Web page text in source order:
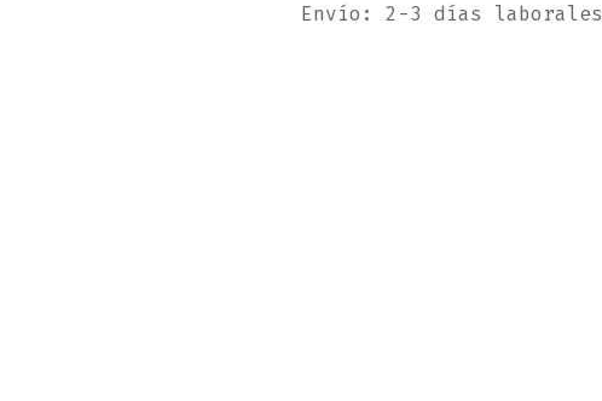
Envío: 2-3 días laborales